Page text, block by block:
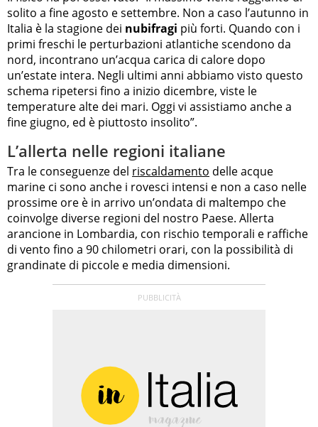
solito a fine agosto e settembre. Non a caso l’autunno in
Italia è la stagione dei nubifragi più forti. Quando con i
primi freschi le perturbazioni atlantiche scendono da
nord, incontrano un’acqua carica di calore dopo
un’estate intera. Negli ultimi anni abbiamo visto questo
schema ripetersi fino a inizio dicembre, viste le
temperature alte dei mari. Oggi vi assistiamo anche a
fine giugno, ed è piuttosto insolito”.
L’allerta nelle regioni italiane
Tra le conseguenze del riscaldamento delle acque
marine ci sono anche i rovesci intensi e non a caso nelle
prossime ore è in arrivo un’ondata di maltempo che
coinvolge diverse regioni del nostro Paese. Allerta
arancione in Lombardia, con rischio temporali e raffiche
di vento fino a 90 chilometri orari, con la possibilità di
grandinate di piccole e media dimensioni.